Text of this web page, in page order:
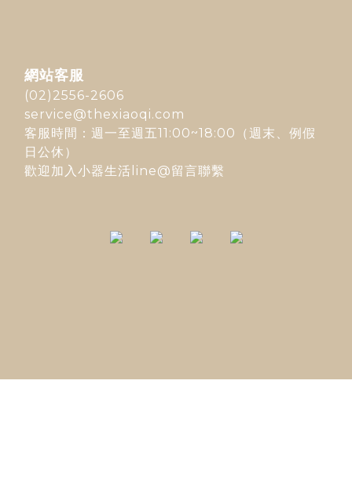
網站客服
(02)2556-2606
service@thexiaoqi.com
客服時間：週一至週五11:00~18:00（週末、例假
日公休）
歡迎加入 小器生活line@留言聯繫